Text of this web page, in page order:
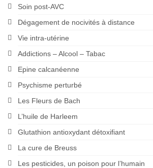
Soin post-AVC
Dégagement de nocivités à distance
Vie intra-utérine
Addictions – Alcool – Tabac
Epine calcanéenne
Psychisme perturbé
Les Fleurs de Bach
L’huile de Harleem
Glutathion antioxydant détoxifiant
La cure de Breuss
Les pesticides, un poison pour l’humain